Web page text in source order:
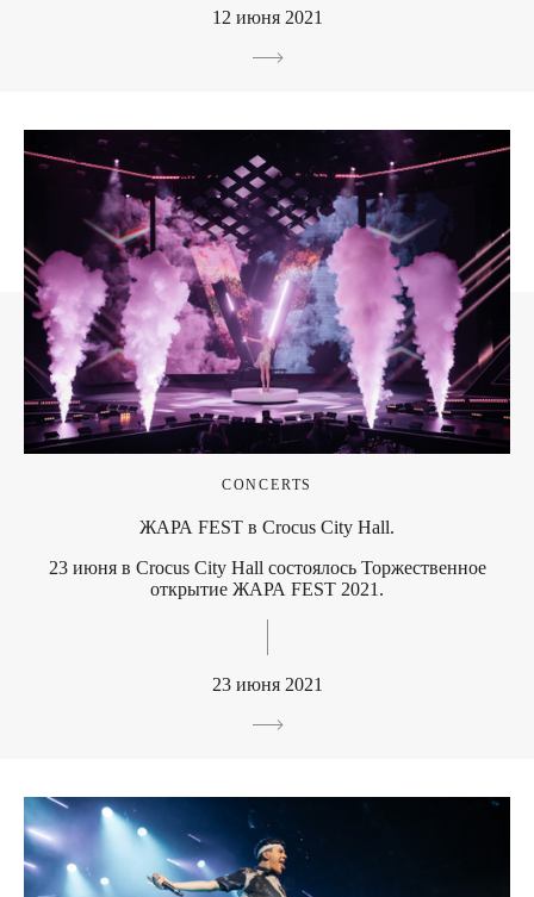
12 июня 2021
CONCERTS
ЖАРА FEST в Crocus City Hall.
23 июня в Crocus City Hall состоялось Торжественное
открытие ЖАРА FEST 2021.
23 июня 2021